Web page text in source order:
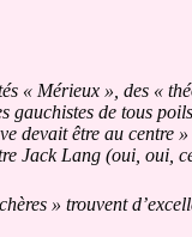
« Mérieux », des «
gauchistes de tous
devait être au centre
Jack Lang (oui, oui,
» trouvent